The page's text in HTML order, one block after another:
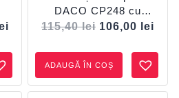
DACO CP248 cu
prindere plată +
cutii capse CP924
CADOU
115,40lei Prețul
a
fost:
115,40 lei.
106,00 lei
ADAUGĂ ÎN COȘ